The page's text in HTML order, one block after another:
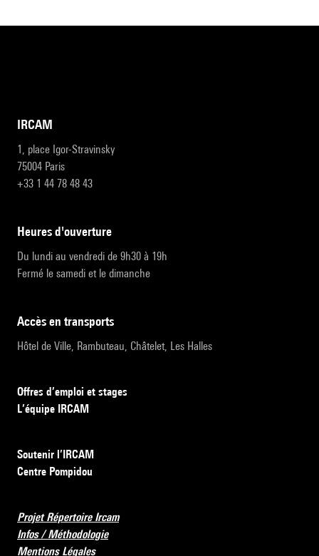
IRCAM
1, place Igor-Stravinsky
75004 Paris
+33 1 44 78 48 43
heures d'ouverture
Du lundi au vendredi de 9h30 à 19h
Fermé le samedi et le dimanche
accès en transports
Hôtel de Ville, Rambuteau, Châtelet, Les Halles
Offres d’emploi et stages
L’équipe IRCAM
Soutenir l’IRCAM
Centre Pompidou
Projet Répertoire Ircam
Infos / Méthodologie
Mentions Légales